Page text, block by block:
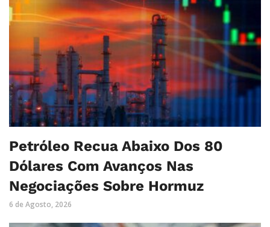
Petróleo Recua Abaixo Dos 80
Dólares Com Avanços Nas
Negociações Sobre Hormuz
6 de Agosto, 2026